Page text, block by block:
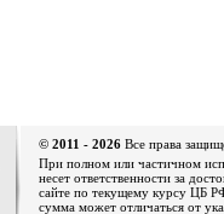
© 2011 - 2026 Все права
При полном или частичном
несет ответственности за
сайте по текущему курсу ЦБ
сумма может отличаться от